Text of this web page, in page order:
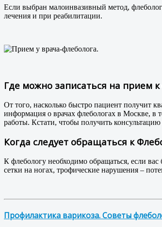
Если выбран малоинвазивный метод,
лечения и при реабилитации.
Где можно записаться на прием к
От того, насколько быстро пациент получит
информация о врачах флебологах в Москве, в
работы. Кстати, чтобы получить
Когда следует обращаться к
К флебологу необходимо обращаться, если
сетки на ногах, трофические нарушения –
Профилактика варикоза. Советы